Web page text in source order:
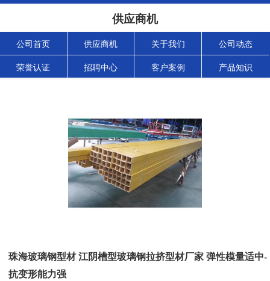
供应商机
公司首页 供应商机 关于我们 公司动态
荣誉认证 招聘中心 客户案例 产品知识
珠海玻璃钢型材 江阴槽型玻璃钢拉挤型材厂家 弹性模量适中-
抗变形能力强